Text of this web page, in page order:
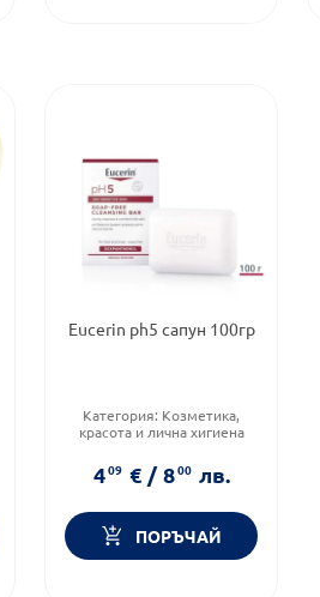
Eucerin ph5 сапун 100гр
Категория: Козметика,
красота и лична хигиена
Дермокозметика
Форма на продукта:сапун
409 € / 800 лв.
ПОРЪЧАЙ